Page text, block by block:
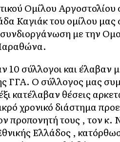
Ομίλου Αργοστολίου
Καγιάκ του ομίλου
με την
10 σύλλογοι και
ΓΓΑ. Ο σύλλογος μας
κατέλαβαν θέσεις
χρονικό διάστημα
προπονητή τους , τον κ.
Ελλάδος ,